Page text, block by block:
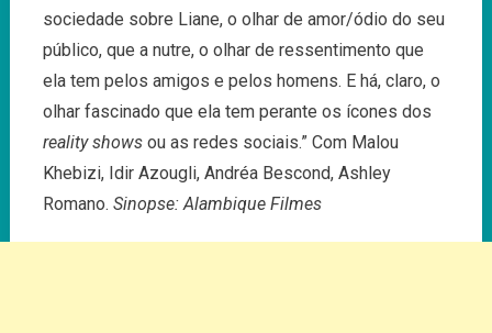
sociedade sobre Liane, o olhar de amor/ódio do seu
público, que a nutre, o olhar de ressentimento que
ela tem pelos amigos e pelos homens. E há, claro, o
olhar fascinado que ela tem perante os ícones dos
reality shows ou as redes sociais.” Com Malou
Khebizi, Idir Azougli, Andréa Bescond, Ashley
Romano. Sinopse: Alambique Filmes